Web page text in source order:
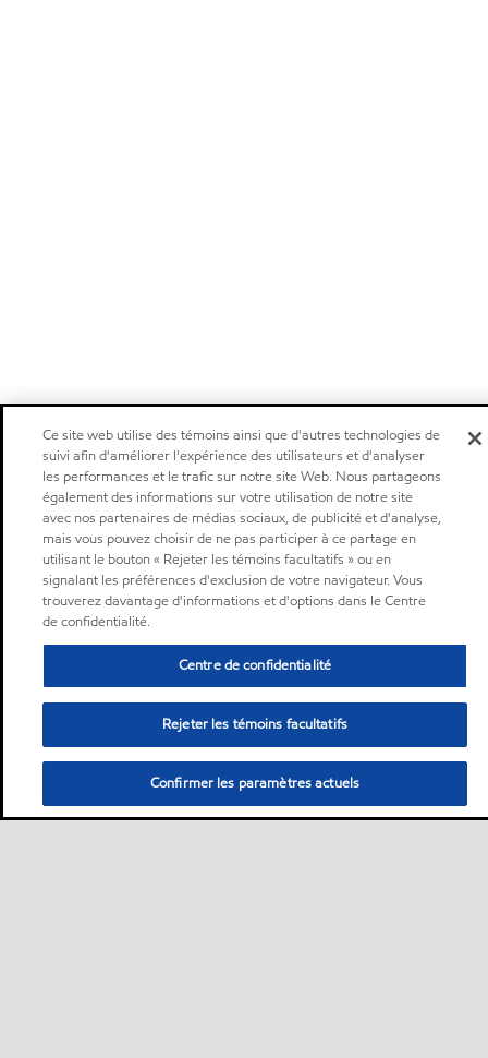
Ce site web utilise des témoins ainsi que d'autres technologies de
suivi afin d'améliorer l'expérience des utilisateurs et d'analyser
les performances et le trafic sur notre site Web. Nous partageons
également des informations sur votre utilisation de notre site
avec nos partenaires de médias sociaux, de publicité et d'analyse,
mais vous pouvez choisir de ne pas participer à ce partage en
utilisant le bouton « Rejeter les témoins facultatifs » ou en
signalant les préférences d'exclusion de votre navigateur. Vous
trouverez davantage d'informations et d'options dans le Centre
de confidentialité.
Centre de confidentialité
Rejeter les témoins facultatifs
Confirmer les paramètres actuels